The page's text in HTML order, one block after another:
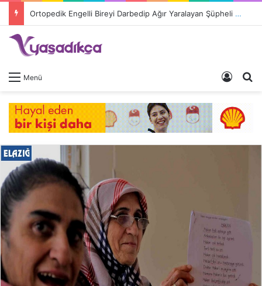
Ortopedik Engelli Bireyi Darbedip Ağır Yaralayan Şüpheli Tutuklandı
Menü Giriş